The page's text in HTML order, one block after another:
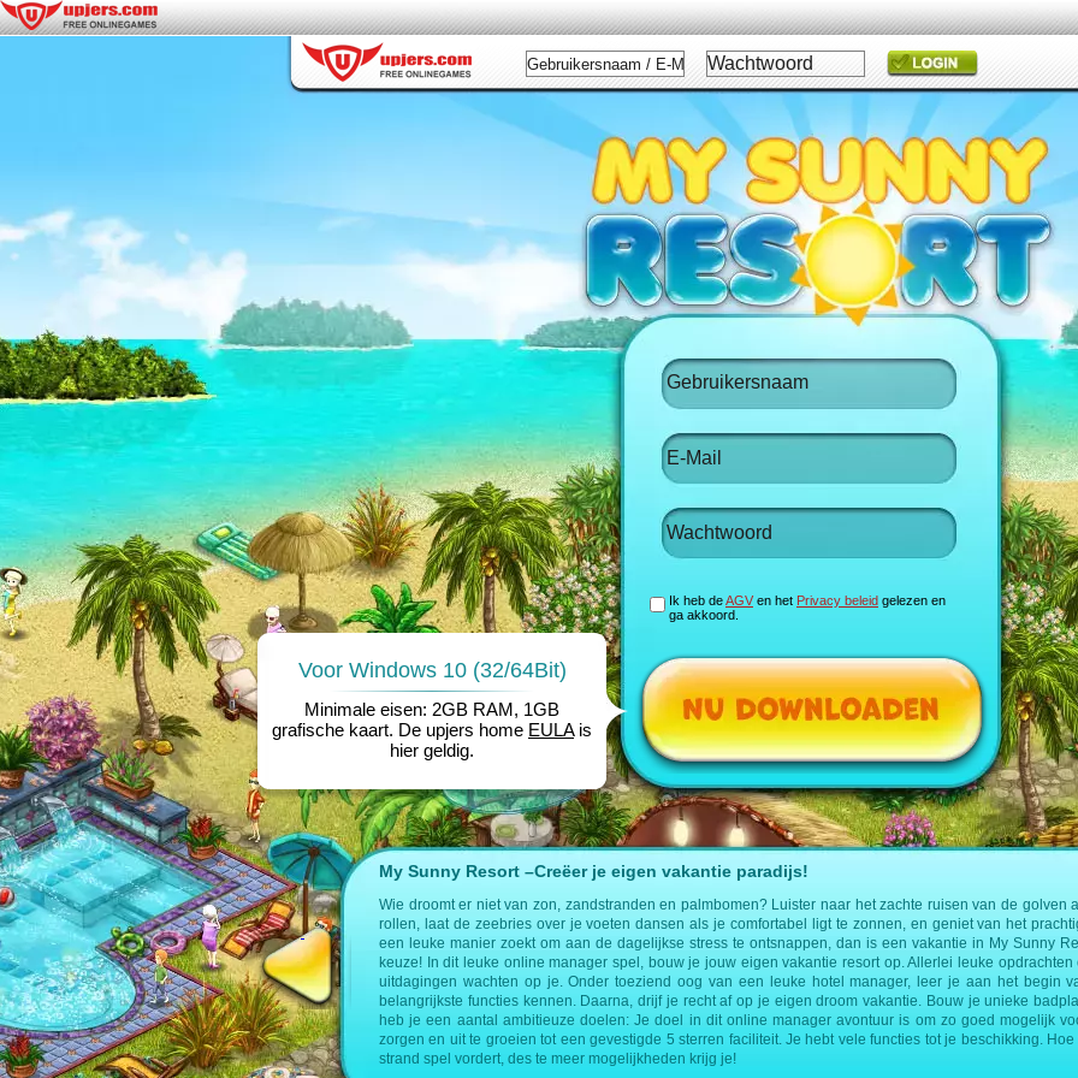
de volgende pagina’s:
spel
My Sunny Resort –Creëer je eigen vakantie paradijs!
Wie droomt er niet van zon, zandstranden en palmbomen? Luister naar het zachte ruisen van de golven
rollen, laat de zeebries over je voeten dansen als je comfortabel ligt te zonnen, en geniet van het
een leuke manier zoekt om aan de dagelijkse stress te ontsnappen, dan is een vakantie in My Sunny
keuze! In dit leuke online manager spel, bouw je jouw eigen vakantie resort op. Allerlei leuke opdrachten
uitdagingen wachten op je. Onder toeziend oog van een leuke hotel manager, leer je aan het begin
belangrijkste functies kennen. Daarna, drijf je recht af op je eigen droom vakantie. Bouw je unieke
heb je een aantal ambitieuze doelen: Je doel in dit online manager avontuur is om zo goed mogelijk
zorgen en uit te groeien tot een gevestigde 5 sterren faciliteit. Je hebt vele functies tot je beschikking.
strand spel vordert, des te meer mogelijkheden krijg je!
Ik heb deAGV en het Privacy beleid gelezen en
ga akkoord.
Voor Windows 10 (32/64Bit)
Minimale eisen: 2GB RAM, 1GB
grafische kaart. De upjers home EULAis
hier geldig.